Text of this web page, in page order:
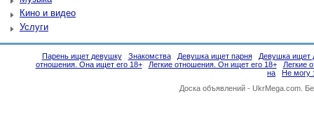
Кино и видео
Услуги
Парень ищет девушку Знакомства Девушка ищет парня
Девушка ищет
отношения. Она ищет его 18+
Легкие отношения. Он ищет его 18+
Легкие
на
Не могу
Доска объявлений - UkrMega.com.